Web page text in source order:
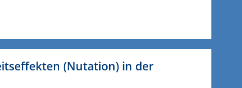
(Nutation) in der